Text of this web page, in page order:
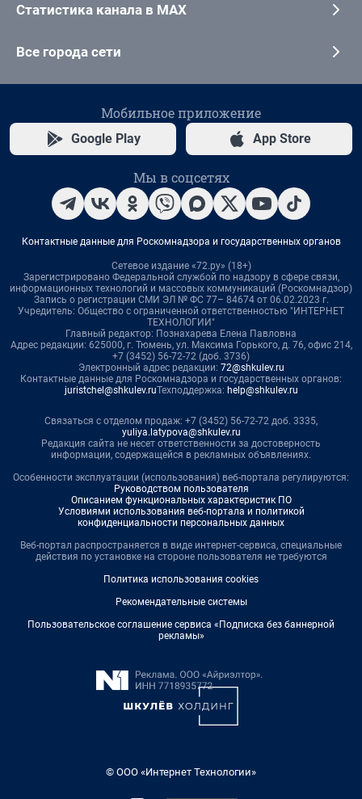
Статистика канала в MAX
Все города сети
Мобильное приложение
Google Play App Store
Мы в соцсетях
Контактные данные для Роскомнадзора и государственных органов
Сетевое издание «72.ру» (18+)
Зарегистрировано Федеральной службой по надзору в сфере связи,
информационных технологий и массовых коммуникаций (Роскомнадзор)
Запись о регистрации СМИ ЭЛ № ФС 77– 84674 от 06.02.2023 г.
Учредитель: Общество с ограниченной ответственностью "ИНТЕРНЕТ
ТЕХНОЛОГИИ"
Главный редактор: Познахарева Елена Павловна
Адрес редакции: 625000, г. Тюмень, ул. Максима Горького, д. 76, офис 214,
+7 (3452) 56-72-72 (доб. 3736)
Электронный адрес редакции: 72@shkulev.ru
Контактные данные для Роскомнадзора и государственных органов:
juristchel@shkulev.ruТехподдержка: help@shkulev.ru
Связаться с отделом продаж: +7 (3452) 56-72-72 доб. 3335,
yuliya.latypova@shkulev.ru
Редакция сайта не несет ответственности за достоверность
информации, содержащейся в рекламных объявлениях.
Особенности эксплуатации (использования) веб-портала регулируются:
Руководством пользователя
Описанием функциональных характеристик ПО
Условиями использования веб-портала и политикой
конфиденциальности персональных данных
Веб-портал распространяется в виде интернет-сервиса, специальные
действия по установке на стороне пользователя не требуются
Политика использования cookies
Рекомендательные системы
Пользовательское соглашение сервиса «Подписка без баннерной
рекламы»
© ООО «Интернет Технологии»